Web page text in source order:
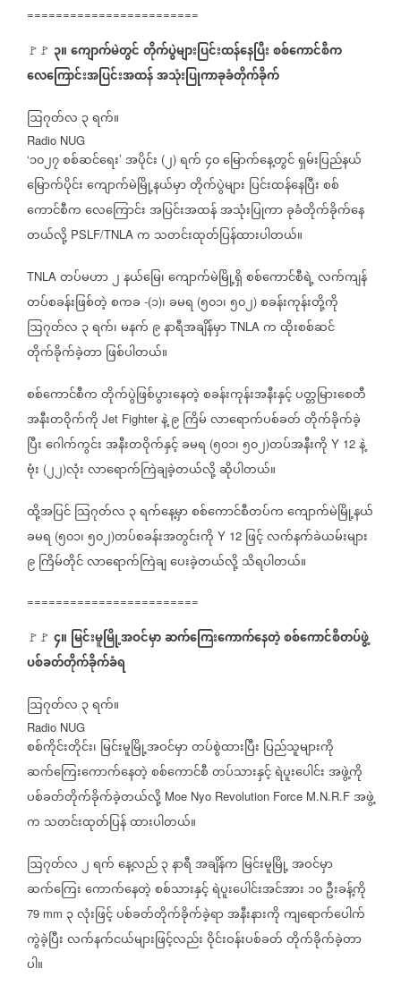
========================
🚩🚩 ၃။ကျောက်မဲတွင်တိုက်ပွဲများပြင်းထန်နေပြီးစစ်ကောင်စီက
လေကြောင်းအပြင်းအထန်အသုံးပြုကာခုခံတိုက်ခိုက်
ဩဂုတ်လ ၃ရက်။
Radio NUG
‘၁၀၂၇စစ်ဆင်ရေး’ အပိုင်း (၂) ရက်၄၀မြောက်နေ့တွင်ရှမ်းပြည်နယ်
မြောက်ပိုင်းကျောက်မဲမြို့နယ်မှာတိုက်ပွဲများ ပြင်းထန်နေပြီးစစ်
ကောင်စီကလေကြောင်းအပြင်းအထန်အသုံးပြုကာခုခံတိုက်ခိုက်နေ
တယ်လို့ PSLF/TNLA က သတင်းထုတ်ပြန်ထားပါတယ်။
TNLA တပ်မဟာ၂နယ်မြေ၊ကျောက်မဲမြို့ရှိစစ်ကောင်စီရဲ့လက်ကျန်
တပ်စခန်းဖြစ်တဲ့စကခ -(၁)၊ခမရ (၅၀၁၊၅၀၂) စခန်းကုန်းတို့ကို
ဩဂုတ်လ ၃ရက်၊မနက် ၉နာရီအချိန်မှာ TNLA ကထိုးစစ်ဆင်
တိုက်ခိုက်ခဲ့တာဖြစ်ပါတယ်။
စစ်ကောင်စီကတိုက်ပွဲဖြစ်ပွားနေတဲ့စခန်းကုန်းအနီးနှင့်ပတ္တမြားစေတီ
အနီးတဝိုက်ကို Jet Fighterနဲ့၉ကြိမ်လာရောက်ပစ်ခတ်တိုက်ခိုက်ခဲ့
ပြီးဂေါက်ကွင်းအနီးတဝိုက်နှင့်ခမရ (၅၀၁၊၅၀၂)တပ်အနီးကို Y 12 နဲ့
ဗုံး (၂၂)လုံးလာရောက်ကြဲချခဲ့တယ်လို့ဆိုပါတယ်။
ထို့အပြင်သြဂုတ်လ ၃ရက်နေ့မှာစစ်ကောင်စီတပ်ကကျောက်မဲမြို့နယ်
ခမရ (၅၀၁၊၅၀၂)တပ်စခန်းအတွင်းကို Y 12 ဖြင့်လက်နက်ခဲယမ်းများ
၉ကြိမ်တိုင်လာရောက်ကြဲချပေးခဲ့တယ်လို့သိရပါတယ်။
========================
🚩🚩 ၄။ မြင်းမူမြို့အဝင်မှာဆက်ကြေးကောက်နေတဲ့စစ်ကောင်စီတပ်ဖွဲ့
ပစ်ခတ်တိုက်ခိုက်ခံရ
ဩဂုတ်လ ၃ရက်။
Radio NUG
စစ်ကိုင်းတိုင်း၊ မြင်းမူမြို့အဝင်မှာတပ်စွဲထားပြီး ပြည်သူများကို
ဆက်ကြေးကောက်နေတဲ့စစ်ကောင်စီတပ်သားနှင့်ရဲပူးပေါင်းအဖွဲ့ကို
ပစ်ခတ်တိုက်ခိုက်ခဲ့တယ်လို့ Moe Nyo Revolution Force M.N.R.F အဖွဲ့
က သတင်းထုတ်ပြန်ထားပါတယ်။
ဩဂုတ်လ၂ရက်နေ့လည်၃နာရီအချိန်က မြင်းမူမြို့အဝင်မှာ
ဆက်ကြေးကောက်နေတဲ့စစ်သားနှင့်ရဲပူးပေါင်းအင်အား ၁၀ဦးခန့်ကို
79 mm ၃လုံးဖြင့်ပစ်ခတ်တိုက်ခိုက်ခဲ့ရာအနီးနားကိုကျရောက်ပေါက်
ကွဲခဲ့ပြီးလက်နက်ငယ်များဖြင့်လည်းဝိုင်းဝန်းပစ်ခတ်တိုက်ခိုက်ခဲ့တာ
ပါ။